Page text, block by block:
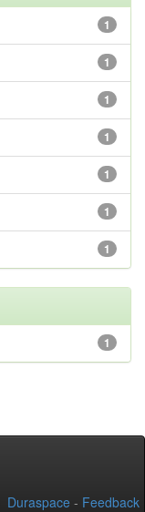
1
1
1
1
1
1
1
1
Duraspace - Feedback